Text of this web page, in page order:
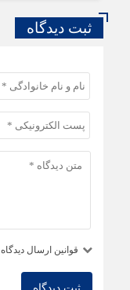
ثبت دیدگاه
قوانین ارسال دیدگاه